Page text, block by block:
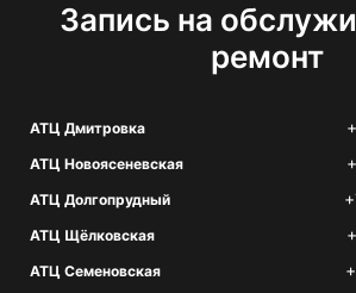
Запись на
ремонт
АТЦ Дмитровка
АТЦ Новоясеневская
АТЦ Долгопрудный
АТЦ Щёлковская
АТЦ Семеновская